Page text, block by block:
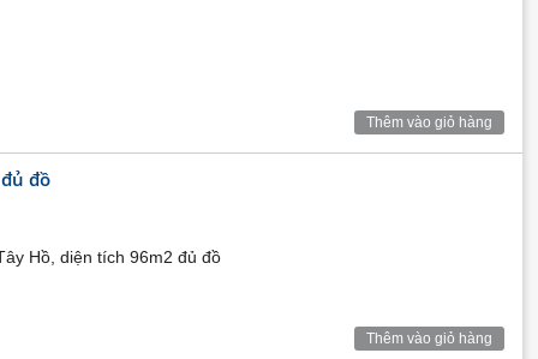
Thêm vào giỏ hàng
đồ
Hồ, diện tích 96m2 đủ đồ
Thêm vào giỏ hàng